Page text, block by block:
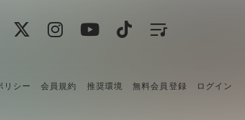
リシー 会員規約 推奨環境 無料会員登録 ログイン